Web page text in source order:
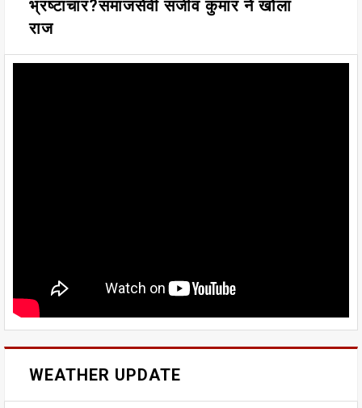
भ्रष्टाचार?समाजसेवी संजीव कुमार ने खोला
राज
WEATHER UPDATE